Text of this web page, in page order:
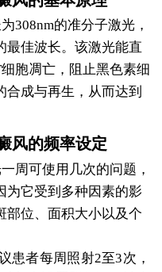
308nm的准分子激光，
最佳波长。该激光能直
胞凋亡，阻止黑色素细
合成与再生，从而达到
风的频率设定
周可使用几次的问题，
为它受到多种因素的影
部位、面积大小以及个
患者每周照射2至3次，